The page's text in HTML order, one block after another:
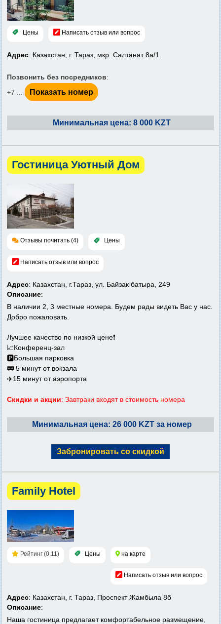
Цены Написать отзыв или вопрос
Адрес: Казахстан, г. Тараз, мкр. Салтанат 8а/1
Позвонить без посредников:
+7 ...
Показать номер
Минимальная цена: 8 000 KZT
Гостиница Уютный Дом
Отзывы почитать (4) Цены
Написать отзыв или вопрос
Адрес: Казахстан, г.Тараз, ул. Байзак батыра, 249
Описание:
В наличии 2, 3 местные номера. Будем рады видеть Вас у нас.
Добро пожаловать.
Лучшее качество по низкой цене❗️
📈Конференц-зал
🅿️Большая парковка
🚃 5 минут от вокзала
✈️15 минут от аэропорта
Скидки и акции: Завтраки входят в стоимость номера
Минимальная цена: 26 000 KZT за номер
Забронировать со скидкой
Family Hotel
Рейтинг (0.11) Цены на карте
Написать отзыв или вопрос
Адрес: Казахстан, г. Тараз, Проспект Жамбыла 8б
Описание:
Наша гостиница предлагает комфортабельное размещение,